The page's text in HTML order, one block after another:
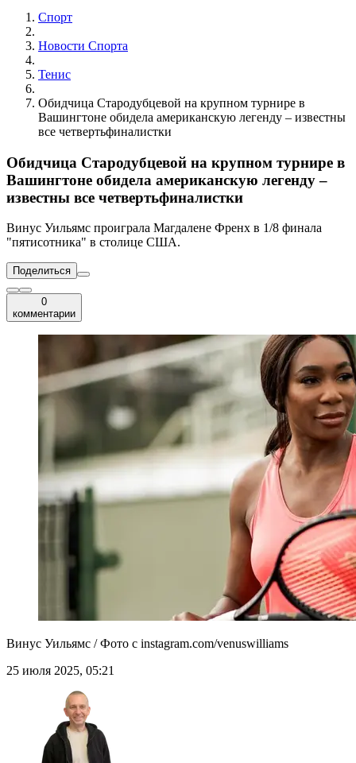
Спорт
Новости Cпорта
Тенис
Обидчица Стародубцевой на крупном турнире в
Вашингтоне обидела американскую легенду – известны
все четвертьфиналистки
Обидчица Стародубцевой на крупном турнире в
Вашингтоне обидела американскую легенду –
известны все четвертьфиналистки
Винус Уильямс проиграла Магдалене Френх в 1/8 финала
"пятисотника" в столице США.
Поделиться
0
комментарии
Винус Уильямс / Фото с instagram.com/venuswilliams
25 июля 2025, 05:21